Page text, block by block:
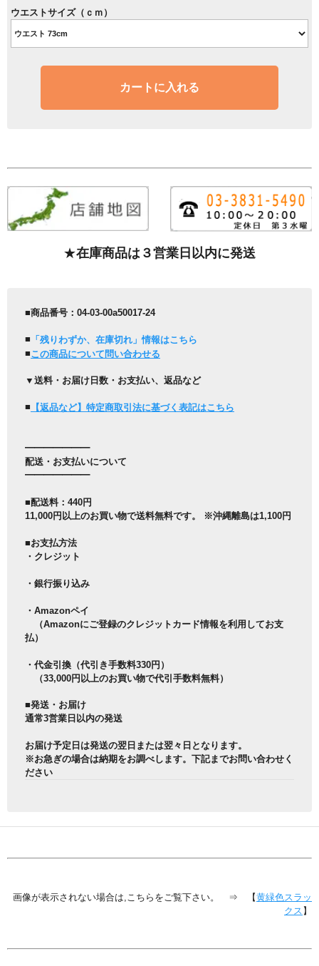
ウエストサイズ（ｃｍ）
カートに入れる
★在庫商品は３営業日以内に発送
■商品番号：04-03-00a50017-24
■ 「残りわずか、在庫切れ」情報はこちら
■この商品について問い合わせる
▼送料・お届け日数・お支払い、返品など
■ 【返品など】特定商取引法に基づく表記はこちら
━━━━━━━
配送・お支払いについて
━━━━━━━
■配送料：440円
11,000円以上のお買い物で送料無料です。 ※沖縄離島は1,100円
■お支払方法
・クレジット
・銀行振り込み
・Amazonペイ
（Amazonにご登録のクレジットカード情報を利用してお支
払）
・代金引換（代引き手数料330円）
（33,000円以上のお買い物で代引手数料無料）
■発送・お届け
通常3営業日以内の発送
お届け予定日は発送の翌日または翌々日となります。
※お急ぎの場合は納期をお調べします。下記までお問い合わせく
ださい
画像が表示されない場合は,こちらをご覧下さい。 ⇒ 【黄緑色スラッ
クス 】